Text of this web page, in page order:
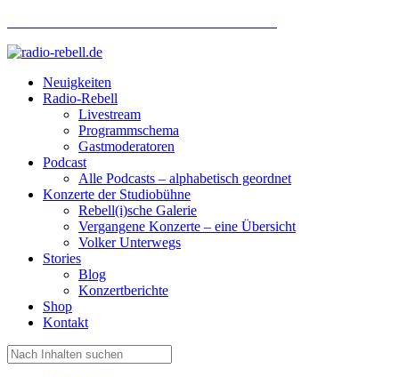
Neuigkeiten
Radio-Rebell
Livestream
Programmschema
Gastmoderatoren
Podcast
Alle Podcasts – alphabetisch geordnet
Konzerte der Studiobühne
Rebell(i)sche Galerie
Vergangene Konzerte – eine Übersicht
Volker Unterwegs
Stories
Blog
Konzertberichte
Shop
Kontakt